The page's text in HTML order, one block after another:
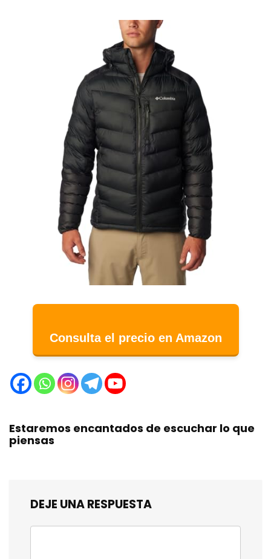
Consulta el precio en Amazon
Estaremos encantados de escuchar lo que
piensas
DEJE UNA RESPUESTA